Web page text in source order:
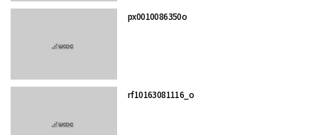
px0010086350o
rf10163081116_o